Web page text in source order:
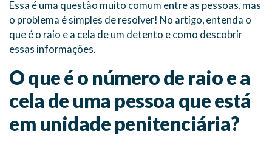
Essa é uma questão muito comum entre as pessoas, mas
o problema é simples de resolver! No artigo, entenda o
que é o raio e a cela de um detento e como descobrir
essas informações.
O que é o número de raio e a
cela de uma pessoa que está
em unidade penitenciária?